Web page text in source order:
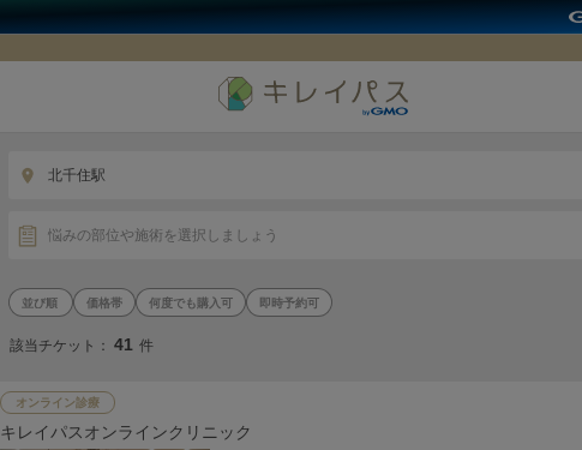
北千住駅
悩みの部位や施術を選択しましょう
価格帯 何度でも購入可 即時予約可
該当チケット：41 件
オンライン診療
キレイパスオンラインクリニック